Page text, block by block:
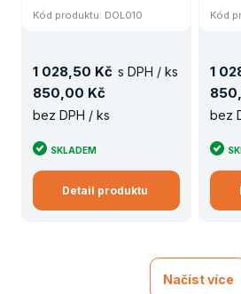
Kód produktu: DOL010
1 028 50 Kč s DPH / ks
850,00 Kč
bez DPH / ks
SKLADEM
Detail produktu
Kód
1
850,
bez
Načíst více